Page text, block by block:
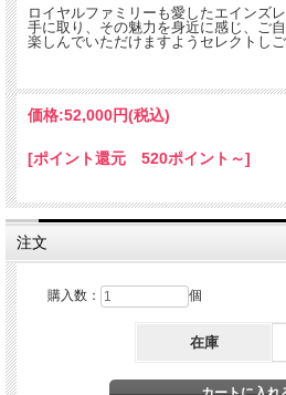
エインズレイの作品の裏につけられた刻印（バ
【Aynsley エインズレイを選んだ理由】
240年以上の長い歴史をもつエンズレイの中で
た時代のアンティーク、ヴィンテージ品を扱っ
室、ロイヤルファミリー、貴族などともつなが
品質、デザイン性の良いものを選んでいます。
コレクション、お部屋のインテリアにいかがで
ロイヤルファミリーも愛したエインズ
手に取り、その魅力を身近に感じ、ご
楽しんでいただけますようセレクトしご
価格:52,000円(税込)
[ポイント還元 520ポイント～]
注文
購入数： 個
在庫